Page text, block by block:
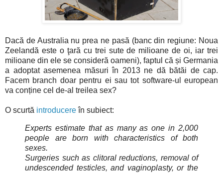
Dacă de Australia nu prea ne pasă (banc din regiune: Noua
Zeelandă este o ţară cu trei sute de milioane de oi, iar trei
milioane din ele se consideră oameni), faptul că și Germania
a adoptat asemenea măsuri în 2013 ne dă bătăi de cap.
Facem branch doar pentru ei sau tot software-ul european
va conține cel de-al treilea sex?
O scurtă introducereîn subiect:
Experts estimate that as many as one in 2,000
people are born with characteristics of both
sexes.
Surgeries such as clitoral reductions, removal of
undescended testicles, and vaginoplasty, or the